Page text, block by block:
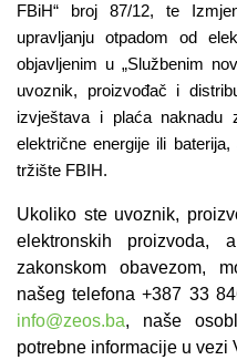
FBiH“ broj 87/12, te
upravljanju otpadom od
objavljenim u „Službenim
uvoznik, proizvođač i
izvještava i plaća naknadu
električne energije ili
tržište FBIH.
Ukoliko ste uvoznik,
elektronskih proizvoda,
zakonskom obavezom,
našeg telefona +387 33
info@zeos.ba, naše
potrebne informacije u vezi